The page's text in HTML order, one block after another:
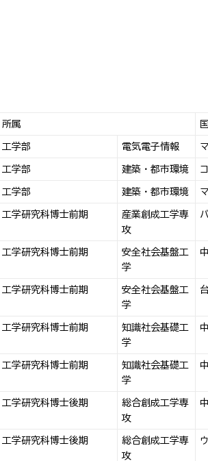
所属
工学部 電気電子情報
工学部 建築・都市環境
工学部 建築・都市環境
工学研究科博士前期
産業創成工学専
攻
工学研究科博士前期
安全社会基盤工
学
工学研究科博士前期
安全社会基盤工
学
工学研究科博士前期
知識社会基礎工
学
工学研究科博士前期
知識社会基礎工
学
工学研究科博士後期
総合創成工学専
攻
工学研究科博士後期
総合創成工学専
攻